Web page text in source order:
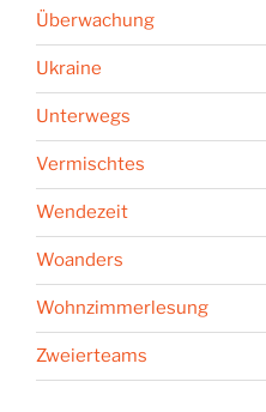
Überwachung
Ukraine
Unterwegs
Vermischtes
Wendezeit
Woanders
Wohnzimmerlesung
Zweierteams